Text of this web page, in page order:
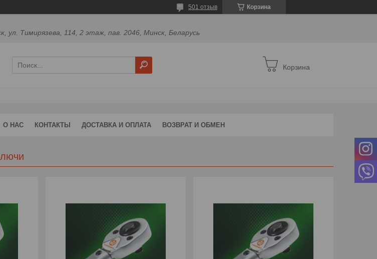
Корзина
501 отзыв
ул. Тимирязева, 114, 2 этаж, пав. 2046, Минск, Беларусь
Корзина
О НАС КОНТАКТЫ ДОСТАВКА И ОПЛАТА ВОЗВРАТ И ОБМЕН